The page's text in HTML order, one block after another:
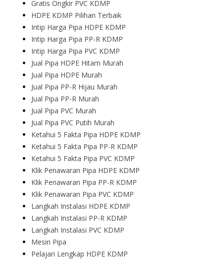
Gratis Ongkir PVC KDMP
HDPE KDMP Pilihan Terbaik
Intip Harga Pipa HDPE KDMP
Intip Harga Pipa PP-R KDMP
Intip Harga Pipa PVC KDMP
Jual Pipa HDPE Hitam Murah
Jual Pipa HDPE Murah
Jual Pipa PP-R Hijau Murah
Jual Pipa PP-R Murah
Jual Pipa PVC Murah
Jual Pipa PVC Putih Murah
Ketahui 5 Fakta Pipa HDPE KDMP
Ketahui 5 Fakta Pipa PP-R KDMP
Ketahui 5 Fakta Pipa PVC KDMP
Klik Penawaran Pipa HDPE KDMP
Klik Penawaran Pipa PP-R KDMP
Klik Penawaran Pipa PVC KDMP
Langkah Instalasi HDPE KDMP
Langkah Instalasi PP-R KDMP
Langkah Instalasi PVC KDMP
Mesin Pipa
Pelajari Lengkap HDPE KDMP